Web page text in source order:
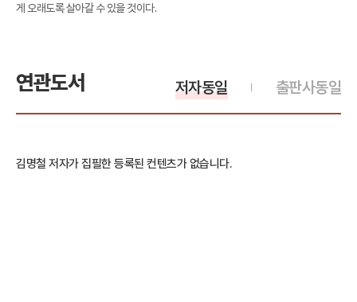
게 오래도록 살아갈 수 있을 것이다.
연관도서 출판사동일
저자동일
김명철 저자가 집필한 등록된 컨텐츠가 없습니다.